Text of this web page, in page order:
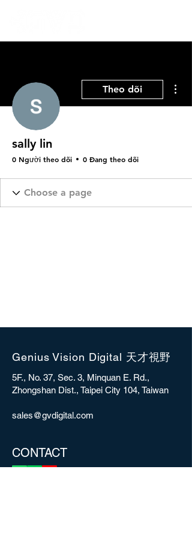
Theo dõi
sally lin
0 Người theo dõi 0 Đang theo dõi
Genius Vision Digital 天才視野
5F., No. 37, Sec. 3, Minquan E. Rd.,
Zhongshan Dist., Taipei City 104, Taiwan
sales@gvdigital.com
CONTACT